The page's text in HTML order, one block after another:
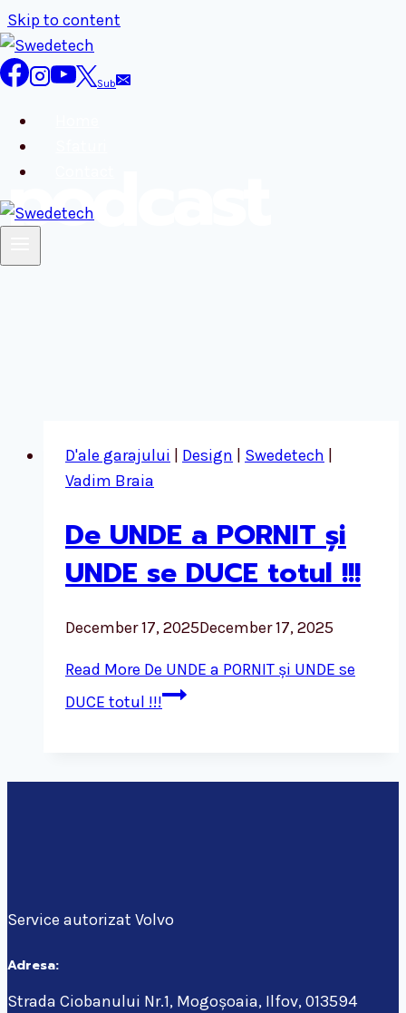
Skip to content
Sub
podcast
D'ale garajului Design Swedetech
Vadim Braia
De UNDE a PORNIT și
UNDE se DUCE totul !!!
December 17, 2025December 17, 2025
Read More De UNDE a PORNIT și UNDE se
DUCE totul !!!
Service autorizat Volvo
Adresa:
Strada Ciobanului Nr.1, Mogoșoaia, Ilfov, 013594